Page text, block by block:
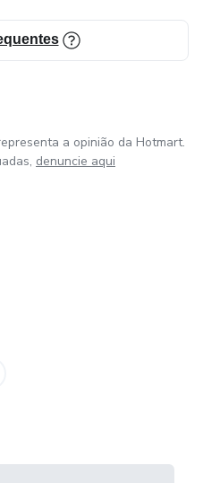
a opinião da Hotmart.
denuncie aqui